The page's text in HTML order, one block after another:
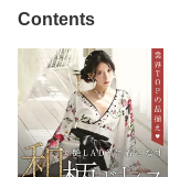
可愛い タイト セクシー
膝丈 おすすめ 人気 かわ
いい アフター リボン タ
イト 韓国 キャバ嬢 キャ
バクラ あす楽 送料無料
Contents